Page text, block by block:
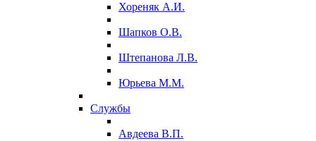
Хореняк А.И.
Шапков О.В.
Штепанова Л.В.
Юрьева М.М.
Службы
Авдеева В.П.